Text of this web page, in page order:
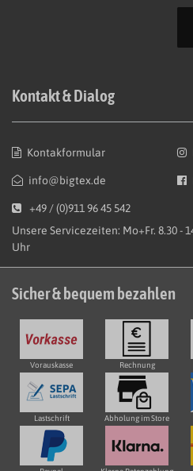
Kontakt & Dialog
Kontakformular
info@bigtex.de
+49 / (0)911 96 45 542
Unsere Servicezeiten: Mo+Fr. 8.30 -
Uhr
Sicher & bequem bezahlen
Vorauskasse Rechnung
Lastschrift Abholung im Store